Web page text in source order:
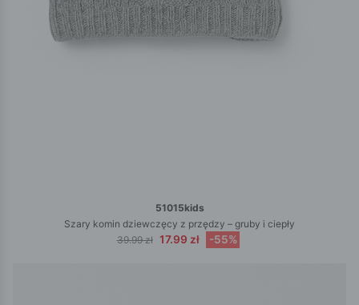
51015kids
Szary komin dziewczęcy z przędzy – gruby i ciepły
39.99 zł 17.99 zł -55%